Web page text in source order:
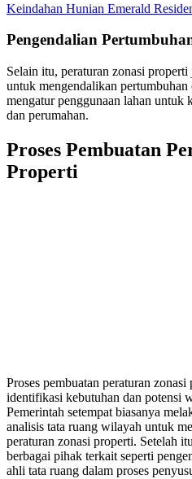
Keindahan Hunian Emerald
Pengendalian
Selain itu, peraturan zonasi
untuk mengendalikan
mengatur penggunaan lahan untuk
dan perumahan.
Proses Pembuatan
Properti
Proses pembuatan peraturan
identifikasi kebutuhan dan potensi
Pemerintah setempat biasanya
analisis tata ruang wilayah untuk
peraturan zonasi properti. Setelah
berbagai pihak terkait seperti
ahli tata ruang dalam proses